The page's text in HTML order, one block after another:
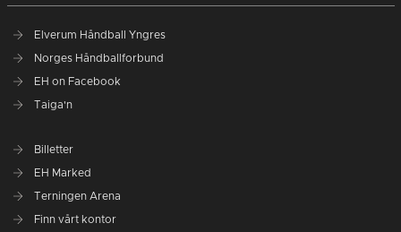
Elverum Håndball Yngres
Norges Håndballforbund
EH on Facebook
Taiga'n
Billetter
EH Marked
Terningen Arena
Finn vårt kontor